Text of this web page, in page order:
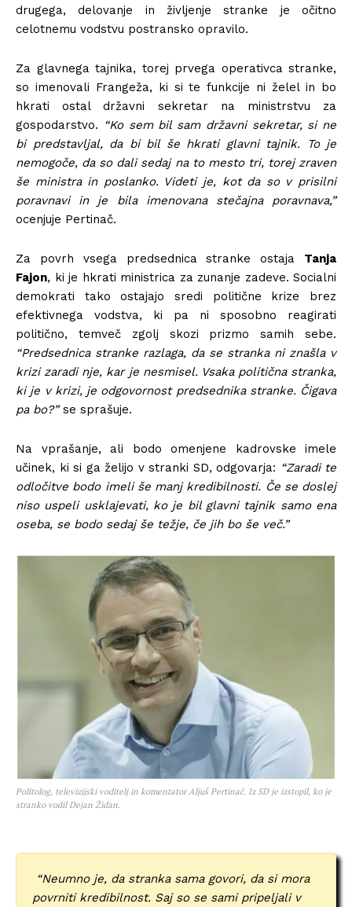
drugega, delovanje in življenje stranke je očitno
celotnemu vodstvu postransko opravilo.
Za glavnega tajnika, torej prvega operativca stranke,
so imenovali Frangeža, ki si te funkcije ni želel in bo
hkrati ostal državni sekretar na ministrstvu za
gospodarstvo. “Ko sem bil sam državni sekretar, si ne
bi predstavljal, da bi bil še hkrati glavni tajnik. To je
nemogoče, da so dali sedaj na to mesto tri, torej zraven
še ministra in poslanko. Videti je, kot da so v prisilni
poravnavi in je bila imenovana stečajna poravnava,”
ocenjuje Pertinač.
Za povrh vsega predsednica stranke ostaja Tanja
Fajon, ki je hkrati ministrica za zunanje zadeve. Socialni
demokrati tako ostajajo sredi politične krize brez
efektivnega vodstva, ki pa ni sposobno reagirati
politično, temveč zgolj skozi prizmo samih sebe.
“Predsednica stranke razlaga, da se stranka ni znašla v
krizi zaradi nje, kar je nesmisel. Vsaka politična stranka,
ki je v krizi, je odgovornost predsednika stranke. Čigava
pa bo?”se sprašuje.
Na vprašanje, ali bodo omenjene kadrovske imele
učinek, ki si ga želijo v stranki SD, odgovarja: “Zaradi te
odločitve bodo imeli še manj kredibilnosti. Če se doslej
niso uspeli usklajevati, ko je bil glavni tajnik samo ena
oseba, se bodo sedaj še težje, če jih bo še več.”
Politolog, televizijski voditelj in komentator Aljuš Pertinač. Iz SD je izstopil, ko je
stranko vodil Dejan Židan.
“Neumno je, da stranka sama govori, da si mora
povrniti kredibilnost. Saj so se sami pripeljali v